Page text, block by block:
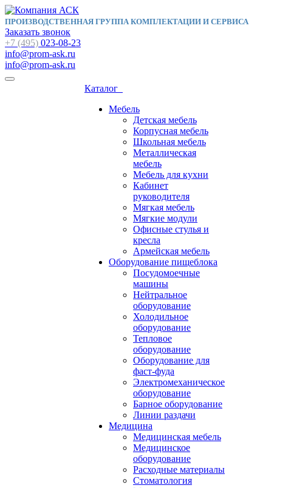
ПРОИЗВОДСТВЕННАЯ ГРУППА КОМПЛЕКТАЦИИ И СЕРВИСА
Заказать звонок
+7 (495) 023-08-23
info@prom-ask.ru
info@prom-ask.ru
Каталог
Мебель
Детская мебель
Корпусная мебель
Школьная мебель
Металлическая
мебель
Мебель для кухни
Кабинет
руководителя
Мягкая мебель
Мягкие модули
Офисные стулья и
кресла
Армейская мебель
Оборудование пищеблока
Посудомоечные
машины
Нейтральное
оборудование
Холодильное
оборудование
Тепловое
оборудование
Оборудование для
фаст-фуда
Электромеханическое
оборудование
Барное оборудование
Линии раздачи
Медицина
Медицинская мебель
Медицинское
оборудование
Расходные материалы
Стоматология